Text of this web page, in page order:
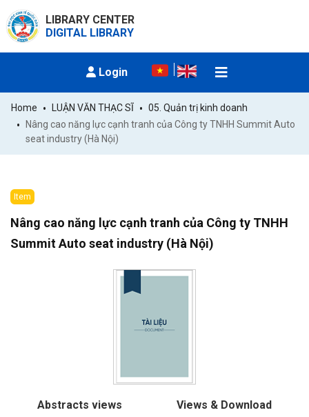
LIBRARY CENTER
DIGITAL LIBRARY
Login
Home LUẬN VĂN THẠC SĨ
05. Quản trị kinh doanh
Nâng cao năng lực cạnh tranh của Công ty TNHH Summit Auto
seat industry (Hà Nội)
Item
Nâng cao năng lực cạnh tranh của Công ty TNHH
Summit Auto seat industry (Hà Nội)
Abstracts views
Views & Download